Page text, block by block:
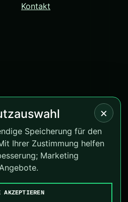
Kontakt
×
Speicherung für den
Ihrer Zustimmung helfen
Marketing
AKZEPTIEREN